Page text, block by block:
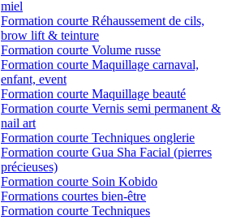
miel
Formation courte Réhaussement de cils,
brow lift & teinture
Formation courte Volume russe
Formation courte Maquillage carnaval,
enfant, event
Formation courte Maquillage beauté
Formation courte Vernis semi permanent &
nail art
Formation courte Techniques onglerie
Formation courte Gua Sha Facial (pierres
précieuses)
Formation courte Soin Kobido
Formations courtes bien-être
Formation courte Techniques